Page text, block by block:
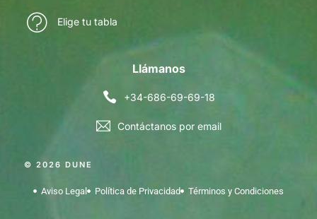
Elige tu tabla
Llámanos
+34-686-69-69-18
Contáctanos por email
© 2026 DUNE
Aviso Legal Política de Privacidad Términos y Condiciones